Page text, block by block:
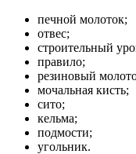
печной молоток;
отвес;
строительный
правило;
резиновый
мочальная кисть;
сито;
кельма;
подмости;
угольник.